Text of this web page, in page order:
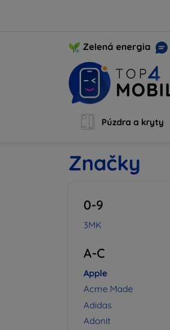
Zelená energia
Púzdra a kryty
Značky
0-9
3MK
A-C
Apple
Acme Made
Adidas
Adonit